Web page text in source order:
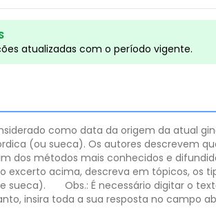
atualizadas com o período vigente.
como data da origem da atual
(ou sueca). Os autores descrevem
dos métodos mais conhecidos e
excerto acima, descreva em tópicos, os
sueca).
Obs.: É necessário digitar o
insira toda a sua resposta no campo